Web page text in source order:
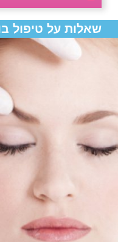
שאלות על טיפול